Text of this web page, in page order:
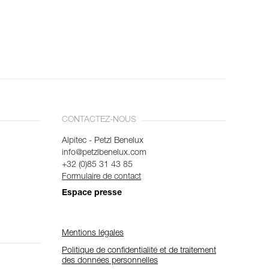
CONTACTEZ-NOUS
Alpitec - Petzl Benelux
info@petzlbenelux.com
+32 (0)85 31 43 85
Formulaire de contact
Espace presse
Mentions légales
Politique de confidentialité et de traitement
des données personnelles